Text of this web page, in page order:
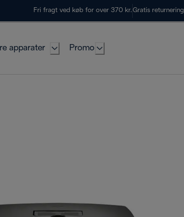
Fri fragt ved køb for over 370 kr.Gratis returnering
apparater Promo